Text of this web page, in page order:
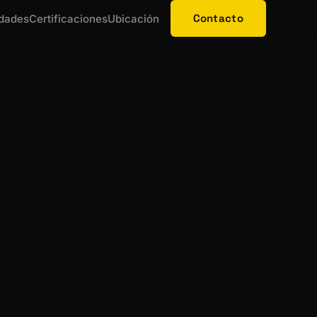
CertificacionesUbicación Contacto